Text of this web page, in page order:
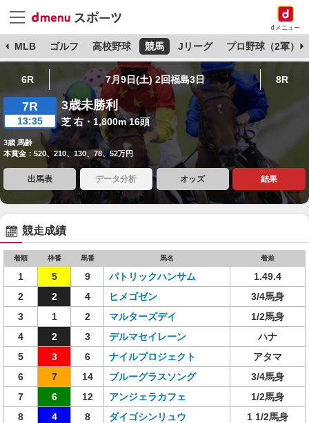
dメニュー
MLB ゴルフ 高校野球 競馬 Jリーグ プロ野球（2軍）
6R 7月9日(土) 2回福島3日 8R
7R
13:35
3歳未勝利
芝 右・1,800m 16頭
3歳 馬齢
本賞金：520、210、130、78、52万円
出馬表 データ分析 オッズ 結果
競走成績
着順 枠番 馬番 馬名 着差
1 5 9 パトリックハンサム
1.49.4
2
2 4 ヒメゴゼン
3/4馬身
3
1 2 マルターズデイ
1/2馬身
4
2 3 デルマセイレーン
ハナ
5
3 6 ナイルプロジェクト
アタマ
6
7 14 ブルーグラスソング
3/4馬身
7
6 12 アンジェラカフェ
1/2馬身
8
4 8 ダイゴシンリュウ
1 1/2馬身